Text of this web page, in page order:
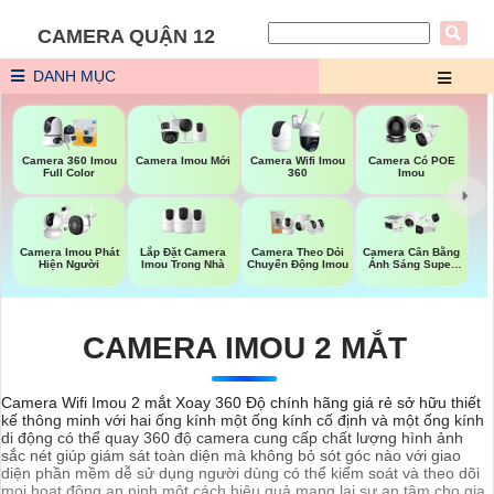
CAMERA QUẬN 12
DANH MỤC
Camera 360 Imou
Full Color
Camera Imou Mới
Camera Wifi Imou
360
Camera Có POE
Imou
Camera Imou Phát
Hiện Người
Lắp Đặt Camera
Imou Trong Nhà
Camera Theo Dỏi
Chuyển Động Imou
Camera Cân Bằng
Ánh Sáng Super
CAMERA IMOU 2 MẮT
Camera Wifi Imou 2 mắt Xoay 360 Độ chính hãng giá rẻ sở hữu thiết
kế thông minh với hai ống kính một ống kính cố định và một ống kính
di động có thể quay 360 độ camera cung cấp chất lượng hình ảnh
sắc nét giúp giám sát toàn diện mà không bỏ sót góc nào với giao
diện phần mềm dễ sử dụng người dùng có thể kiểm soát và theo dõi